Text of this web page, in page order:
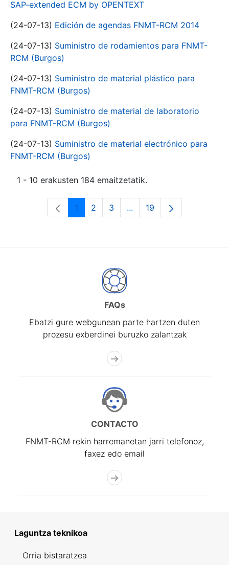
SAP-extended ECM by OPENTEXT
(24-07-13) Edición de agendas FNMT-RCM 2014
(24-07-13) Suministro de rodamientos para FNMT-
RCM (Burgos)
(24-07-13) Suministro de material plástico para
FNMT-RCM (Burgos)
(24-07-13) Suministro de material de laboratorio
para FNMT-RCM (Burgos)
(24-07-13) Suministro de material electrónico para
FNMT-RCM (Burgos)
1 - 10 erakusten 184 emaitzetatik.
Orrialdea
1 Orrialdea
2 Orrialdea
3 ...Intermediate Pages Use
Orrialdea
19
FAQs
Ebatzi gure webgunean parte hartzen duten
prozesu exberdinei buruzko zalantzak
CONTACTO
FNMT-RCM rekin harremanetan jarri telefonoz,
faxez edo email
Laguntza teknikoa
Orria bistaratzea